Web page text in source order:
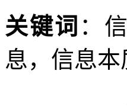
关键词 ：
息，信息本